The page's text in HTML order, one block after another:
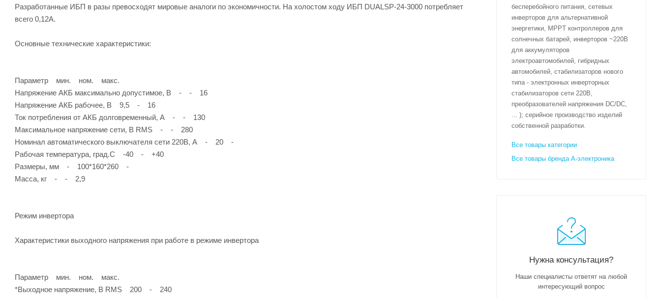
Разработанные ИБП в разы превосходят мировые аналоги по экономичности. На холостом ходу ИБП DUALSP-24-3000 потребляет
всего 0,12А.
Основные технические характеристики:
Параметр мин. ном. макс.
Напряжение АКБ максимально допустимое, В - - 16
Напряжение АКБ рабочее, В 9,5 - 16
Ток потребления от АКБ долговременный, А - - 130
Максимальное напряжение сети, В RMS - - 280
Номинал автоматического выключателя сети 220В, А - 20 -
Рабочая температура, град.С -40 - +40
Размеры, мм - 100*160*260 -
Масса, кг - - 2,9
Режим инвертора
Характеристики выходного напряжения при работе в режиме инвертора
Параметр мин. ном. макс.
*Выходное напряжение, В RMS 200 - 240
бесперебойного питания, сетевых
инверторов для альтернативной
энергетики, MPPT контроллеров для
солнечных батарей, инверторов ~220В
для аккумуляторов
электроавтомобилей, гибридных
автомобилей, стабилизаторов нового
типа - электронных инверторных
стабилизаторов сети 220В,
преобразователей напряжения DC/DC,
... ); серийное производство изделий
собственной разработки.
Все товары категории
Все товары бренда А-электроника
Нужна консультация?
Наши специалисты ответят на любой
интересующий вопрос